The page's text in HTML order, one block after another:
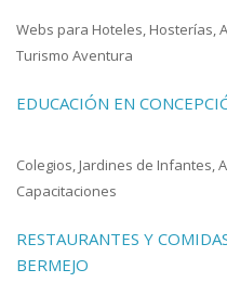
Webs para Hoteles, Hosterías,
Turismo Aventura
EDUCACIÓN EN
Colegios, Jardines de Infantes,
Capacitaciones
RESTAURANTES Y
BERMEJO